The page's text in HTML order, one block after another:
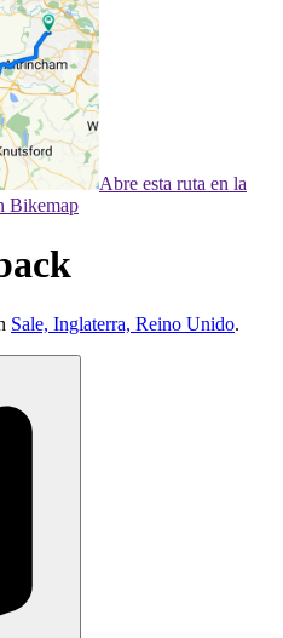
Abre esta ruta en la
Bikemap
Sale, Inglaterra, Reino Unido.